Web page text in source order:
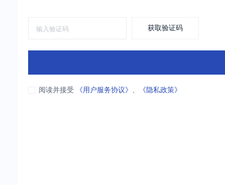
获取验证码
阅读并接受 《用户服务协议》 、 《隐私政策》